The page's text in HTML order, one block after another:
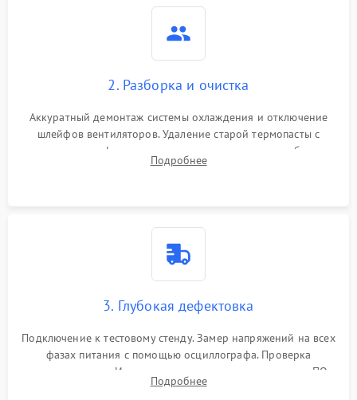
2. Разборка и очистка
Аккуратный демонтаж системы охлаждения и отключение
шлейфов вентиляторов. Удаление старой термопасты с
кристалла графического чипа и термопрокладок с банок
памяти и зоны VRM. Очистка платы от пыли и окислов.
Подробнее
3. Глубокая дефектовка
Подключение к тестовому стенду. Замер напряжений на всех
фазах питания с помощью осциллографа. Проверка
инициализации. Использование специализированного ПО
MATS
Подробнее